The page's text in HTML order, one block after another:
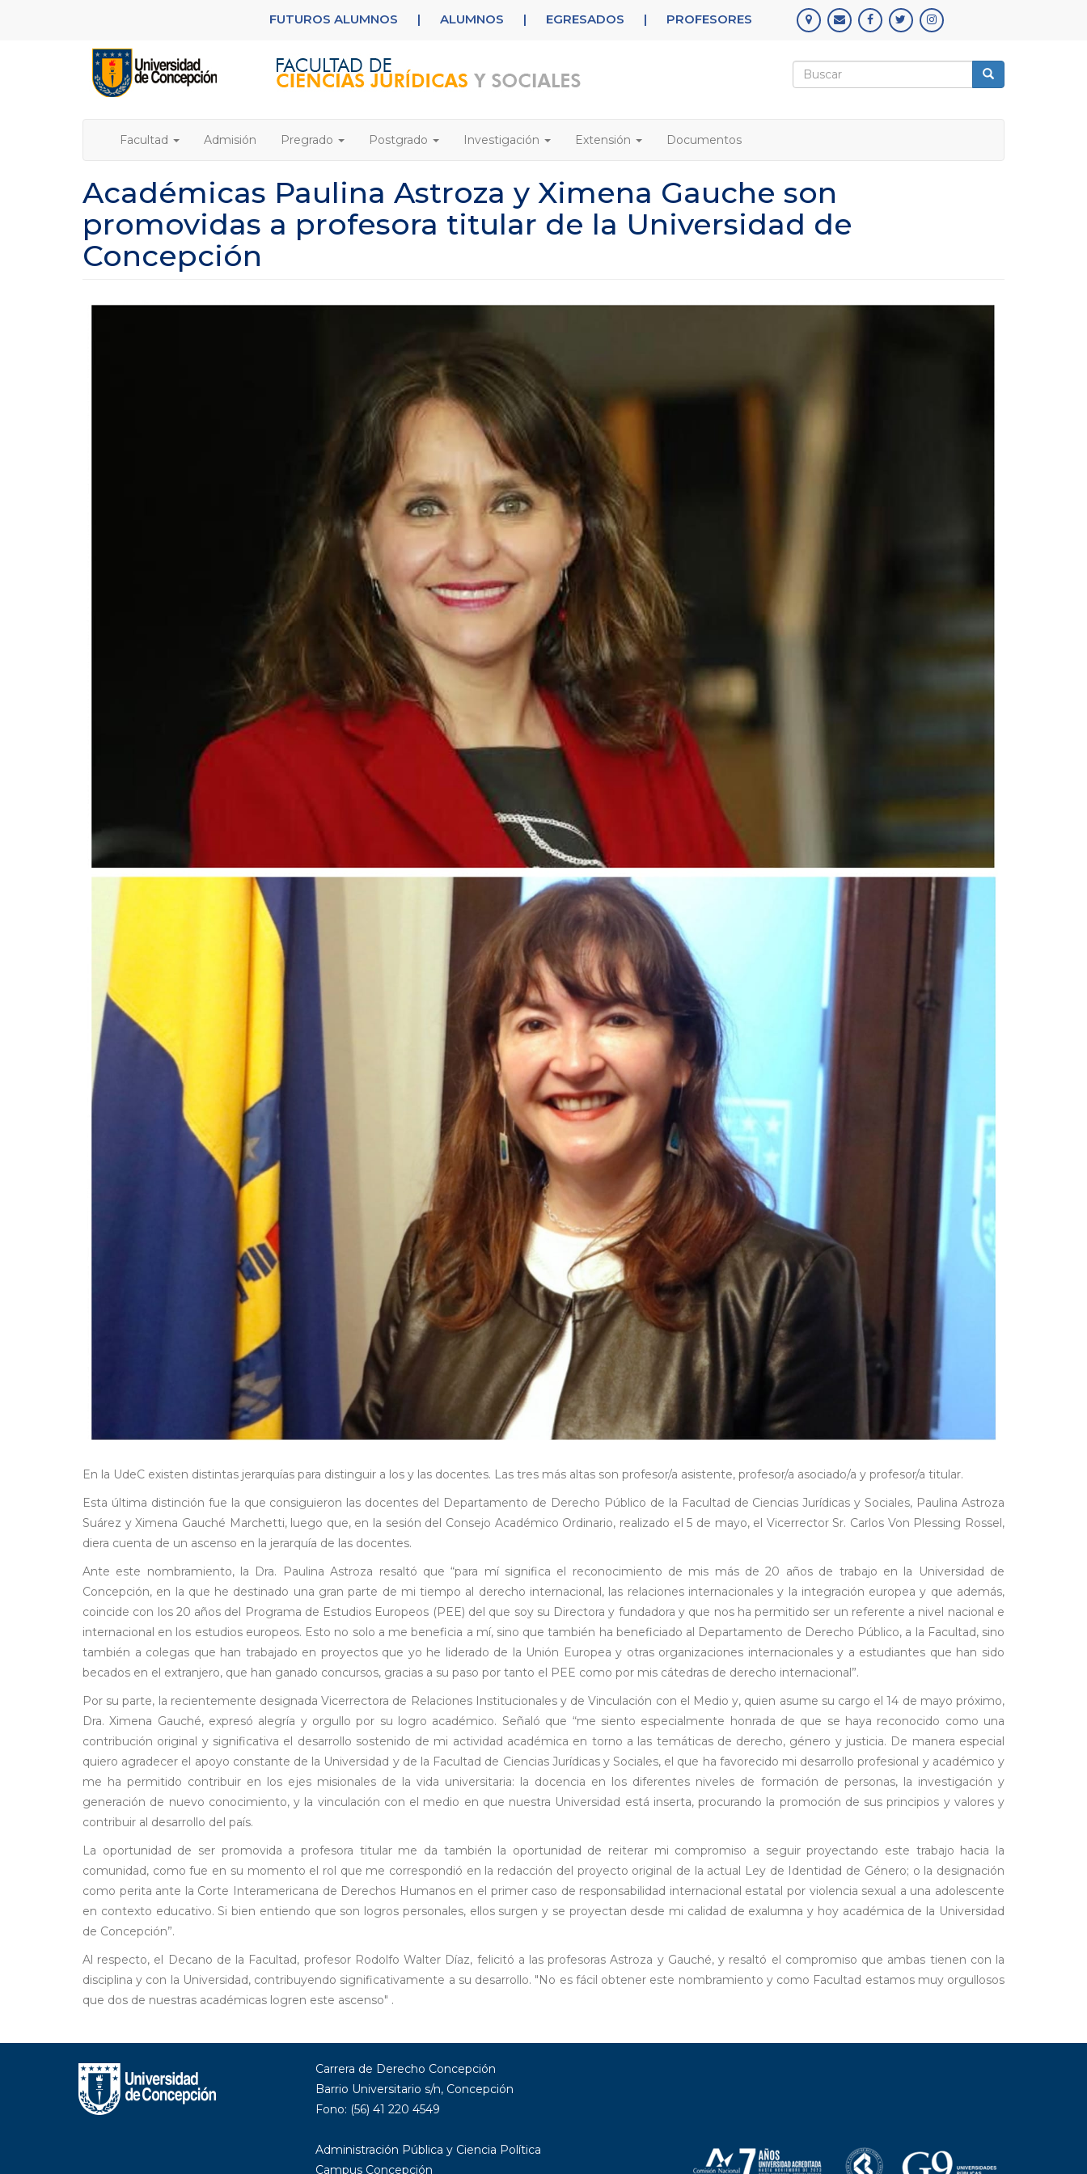
FUTUROS ALUMNOS | ALUMNOS | EGRESADOS | PROFESORES
Formulario
búsqueda
Facultad Admisión Pregrado Postgrado Investigación Extensión Documentos
Académicas Paulina Astroza y Ximena Gauche son
promovidas a profesora titular de la Universidad de
Concepción
En la UdeC existen distintas jerarquías para distinguir a los y las docentes. Las tres más altas son profesor/a asistente, profesor/a asociado/a y profesor/a titular.
Esta última distinción fue la que consiguieron las docentes del Departamento de Derecho Público de la Facultad de Ciencias Jurídicas y Sociales, Paulina Astroza
Suárez y Ximena Gauché Marchetti, luego que, en la sesión del Consejo Académico Ordinario, realizado el 5 de mayo, el Vicerrector Sr. Carlos Von Plessing Rossel,
diera cuenta de un ascenso en la jerarquía de las docentes.
Ante este nombramiento, la Dra. Paulina Astroza resaltó que “para mí significa el reconocimiento de mis más de 20 años de trabajo en la Universidad de
Concepción, en la que he destinado una gran parte de mi tiempo al derecho internacional, las relaciones internacionales y la integración europea y que además,
coincide con los 20 años del Programa de Estudios Europeos (PEE) del que soy su Directora y fundadora y que nos ha permitido ser un referente a nivel nacional e
internacional en los estudios europeos. Esto no solo a me beneficia a mí, sino que también ha beneficiado al Departamento de Derecho Público, a la Facultad, sino
también a colegas que han trabajado en proyectos que yo he liderado de la Unión Europea y otras organizaciones internacionales y a estudiantes que han sido
becados en el extranjero, que han ganado concursos, gracias a su paso por tanto el PEE como por mis cátedras de derecho internacional”.
Por su parte, la recientemente designada Vicerrectora de Relaciones Institucionales y de Vinculación con el Medio y, quien asume su cargo el 14 de mayo próximo,
Dra. Ximena Gauché, expresó alegría y orgullo por su logro académico. Señaló que “me siento especialmente honrada de que se haya reconocido como una
contribución original y significativa el desarrollo sostenido de mi actividad académica en torno a las temáticas de derecho, género y justicia. De manera especial
quiero agradecer el apoyo constante de la Universidad y de la Facultad de Ciencias Jurídicas y Sociales, el que ha favorecido mi desarrollo profesional y académico y
me ha permitido contribuir en los ejes misionales de la vida universitaria: la docencia en los diferentes niveles de formación de personas, la investigación y
generación de nuevo conocimiento, y la vinculación con el medio en que nuestra Universidad está inserta, procurando la promoción de sus principios y valores y
contribuir al desarrollo del país.
La oportunidad de ser promovida a profesora titular me da también la oportunidad de reiterar mi compromiso a seguir proyectando este trabajo hacia la
comunidad, como fue en su momento el rol que me correspondió en la redacción del proyecto original de la actual Ley de Identidad de Género; o la designación
como perita ante la Corte Interamericana de Derechos Humanos en el primer caso de responsabilidad internacional estatal por violencia sexual a una adolescente
en contexto educativo. Si bien entiendo que son logros personales, ellos surgen y se proyectan desde mi calidad de exalumna y hoy académica de la Universidad
de Concepción”.
Al respecto, el Decano de la Facultad, profesor Rodolfo Walter Díaz, felicitó a las profesoras Astroza y Gauché, y resaltó el compromiso que ambas tienen con la
disciplina y con la Universidad, contribuyendo significativamente a su desarrollo. "No es fácil obtener este nombramiento y como Facultad estamos muy orgullosos
que dos de nuestras académicas logren este ascenso" .
Carrera de Derecho Concepción
Barrio Universitario s/n, Concepción
Fono: (56) 41 220 4549
Administración Pública y Ciencia Política
Campus Concepción